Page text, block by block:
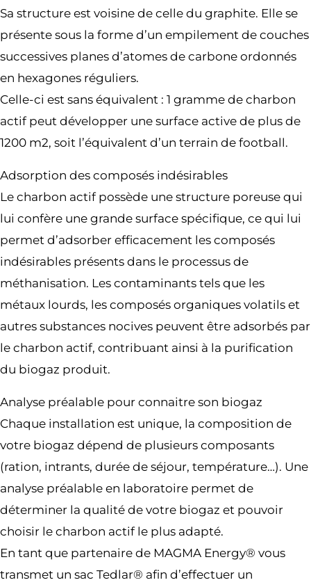
Sa structure est voisine de celle du graphite. Elle se
présente sous la forme d’un empilement de couches
successives planes d’atomes de carbone ordonnés
en hexagones réguliers.
Celle-ci est sans équivalent : 1 gramme de charbon
actif peut développer une surface active de plus de
1200 m2, soit l’équivalent d’un terrain de football.
Adsorption des composés indésirables
Le charbon actif possède une structure poreuse qui
lui confère une grande surface spécifique, ce qui lui
permet d’adsorber efficacement les composés
indésirables présents dans le processus de
méthanisation. Les contaminants tels que les
métaux lourds, les composés organiques volatils et
autres substances nocives peuvent être adsorbés par
le charbon actif, contribuant ainsi à la purification
du biogaz produit.
Analyse préalable pour connaitre son biogaz
Chaque installation est unique, la composition de
votre biogaz dépend de plusieurs composants
(ration, intrants, durée de séjour, température…). Une
analyse préalable en laboratoire permet de
déterminer la qualité de votre biogaz et pouvoir
choisir le charbon actif le plus adapté.
En tant que partenaire de MAGMA Energy® vous
transmet un sac Tedlar® afin d’effectuer un